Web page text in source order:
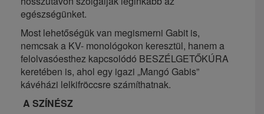
egészségünket.
Most lehetőségük van megismerni Gabit is,
nemcsak a KV- monológokon keresztül, hanem a
felolvasóesthez kapcsolódó BESZÉLGETŐKÚRA
keretében is, ahol egy igazi „Mangó Gabis”
kávéházi lelkifröccsre számíthatnak.
A SZÍNÉSZ